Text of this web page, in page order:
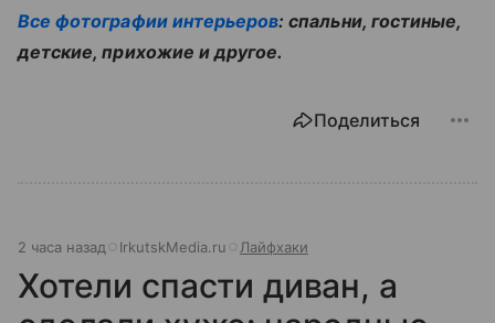
Все фотографии интерьеров: спальни, гостиные,
детские, прихожие и другое.
Поделиться
2 часа назад IrkutskMedia.ru Лайфхаки
Хотели спасти диван, а